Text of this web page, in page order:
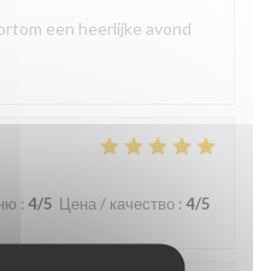
een heerlijke avond
: 4/5 Цена / качество : 4/5